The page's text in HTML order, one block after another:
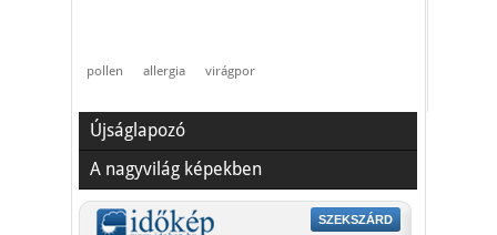
pollen allergia virágpor
Újságlapozó
A nagyvilág képekben